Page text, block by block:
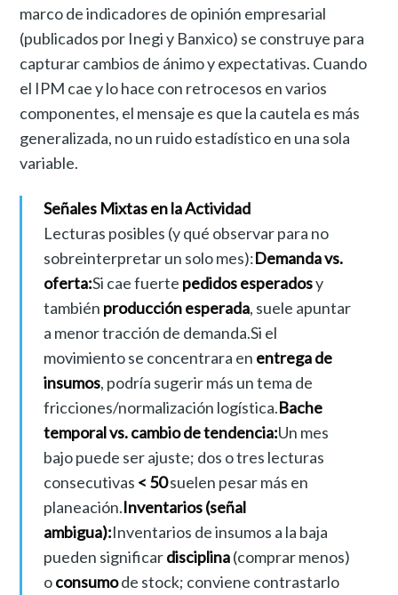
marco de indicadores de opinión empresarial
(publicados por Inegi y Banxico) se construye para
capturar cambios de ánimo y expectativas. Cuando
el IPM cae y lo hace con retrocesos en varios
componentes, el mensaje es que la cautela es más
generalizada, no un ruido estadístico en una sola
variable.
Señales Mixtas en la Actividad
Lecturas posibles (y qué observar para no
sobreinterpretar un solo mes):Demanda vs.
oferta:Si cae fuerte pedidos esperadosy
también producción esperada, suele apuntar
a menor tracción de demanda.Si el
movimiento se concentrara en entrega de
insumos, podría sugerir más un tema de
fricciones/normalización logística.Bache
temporal vs. cambio de tendencia:Un mes
bajo puede ser ajuste; dos o tres lecturas
consecutivas < 50suelen pesar más en
planeación.Inventarios (señal
ambigua):Inventarios de insumos a la baja
pueden significardisciplina(comprar menos)
oconsumode stock; conviene contrastarlo